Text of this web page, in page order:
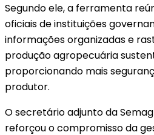
Segundo ele, a ferramenta
oficiais de instituições
informações organizadas e
produção agropecuária
proporcionando mais
produtor.
O secretário adjunto da
reforçou o compromisso da